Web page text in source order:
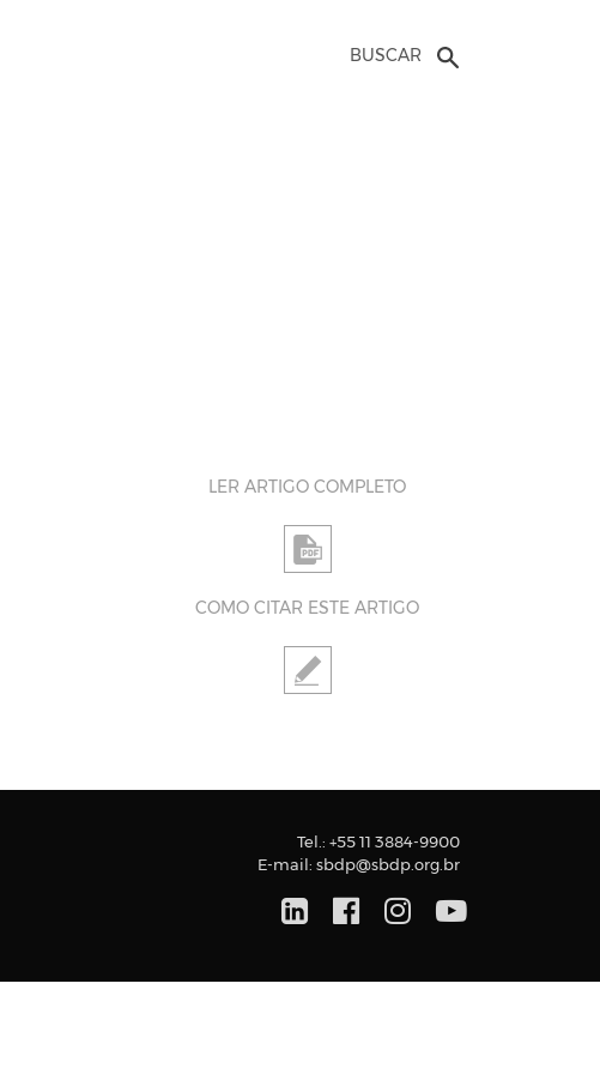
BUSCAR
LER ARTIGO COMPLETO
COMO CITAR ESTE ARTIGO
Tel.: +55 11 3884-9900
E-mail: sbdp@sbdp.org.br